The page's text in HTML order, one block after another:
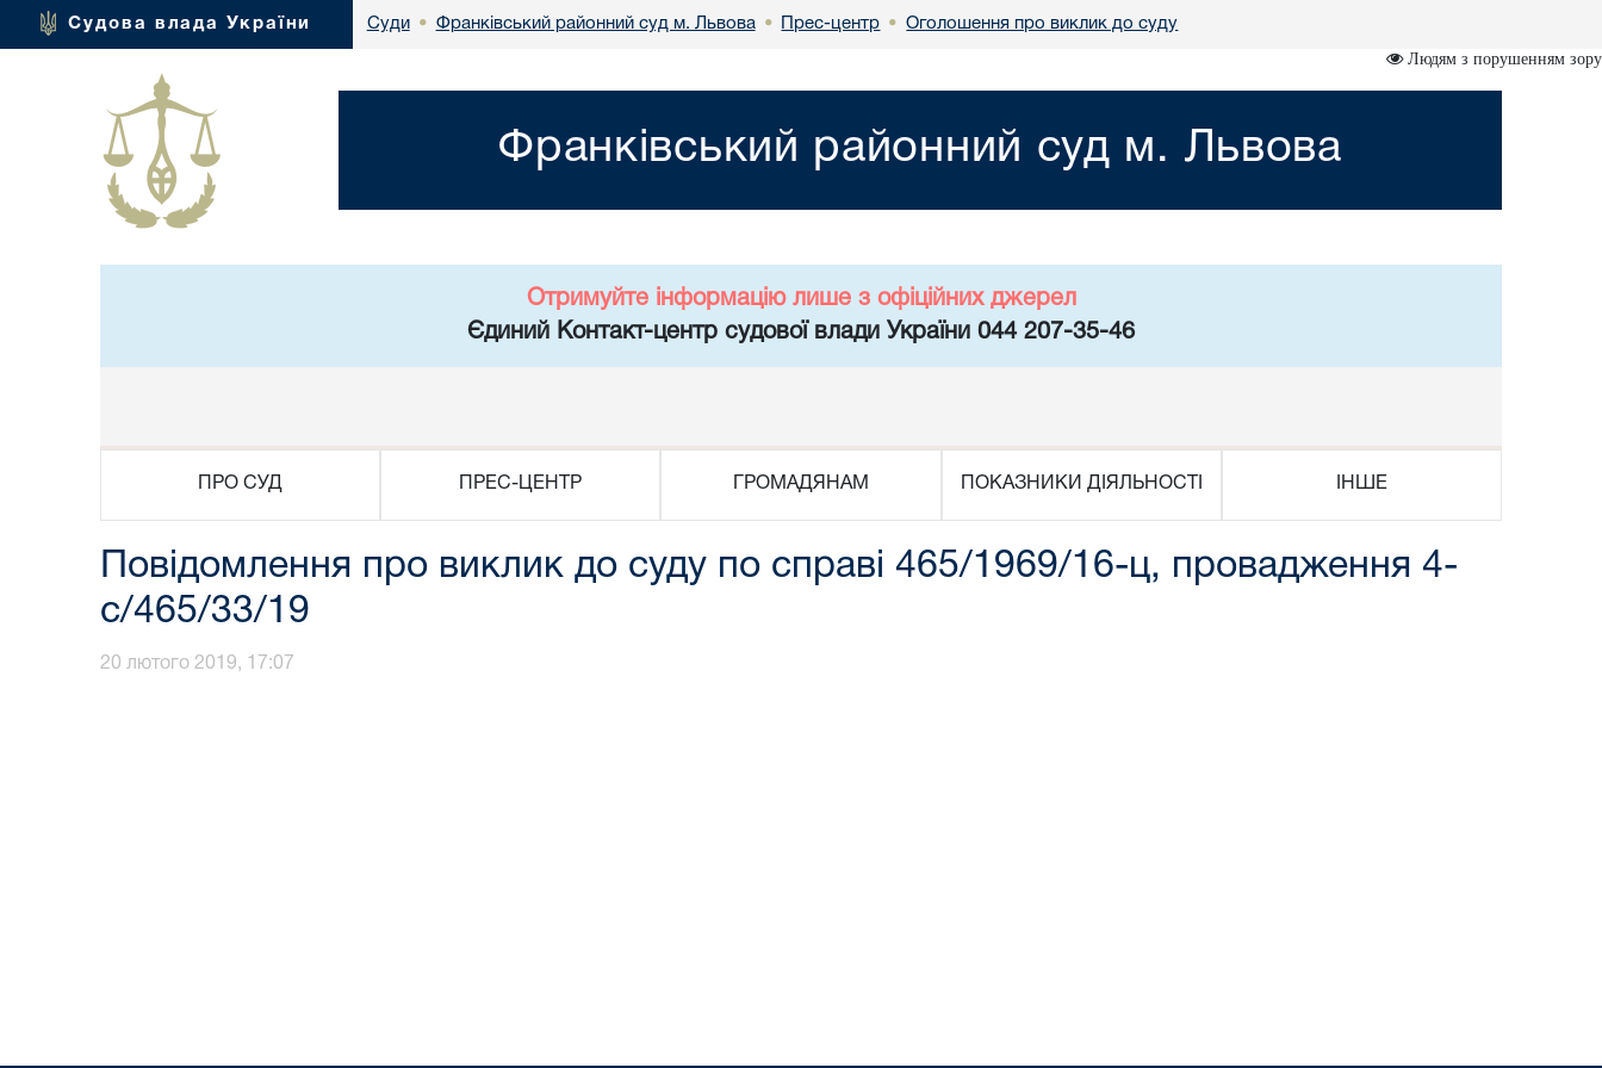
Судова влада України Суди • Франківський районний суд м. Львова • Прес-центр • Оголошення про виклик до суду
Людям з порушенням зору
Франківський районний суд м. Львова
Отримуйте інформацію лише з офіційних джерел
Єдиний Контакт-центр судової влади України 044 207-35-46
ПРО СУД ПРЕС-ЦЕНТР ГРОМАДЯНАМ ПОКАЗНИКИ ДІЯЛЬНОСТІ ІНШЕ
Повідомлення про виклик до суду по справі 465/1969/16-ц, провадження 4-
с/465/33/19
20 лютого 2019, 17:07